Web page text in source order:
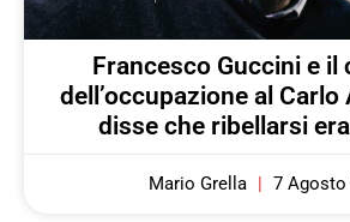
Francesco Guccini e il
dell’occupazione al Carlo
disse che ribellarsi
Mario Grella 7 Agosto